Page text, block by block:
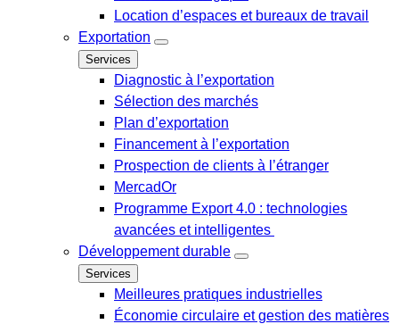
Location d’espaces et bureaux de travail
Exportation
Services
Diagnostic à l’exportation
Sélection des marchés
Plan d’exportation
Financement à l’exportation
Prospection de clients à l’étranger
MercadOr
Programme Export 4.0 : technologies
avancées et intelligentes
Développement durable
Services
Meilleures pratiques industrielles
Économie circulaire et gestion des matières